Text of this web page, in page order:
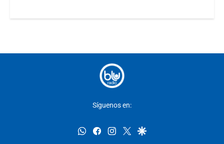
Síguenos en:
whatsappfacebookinstagram
twittergoogle